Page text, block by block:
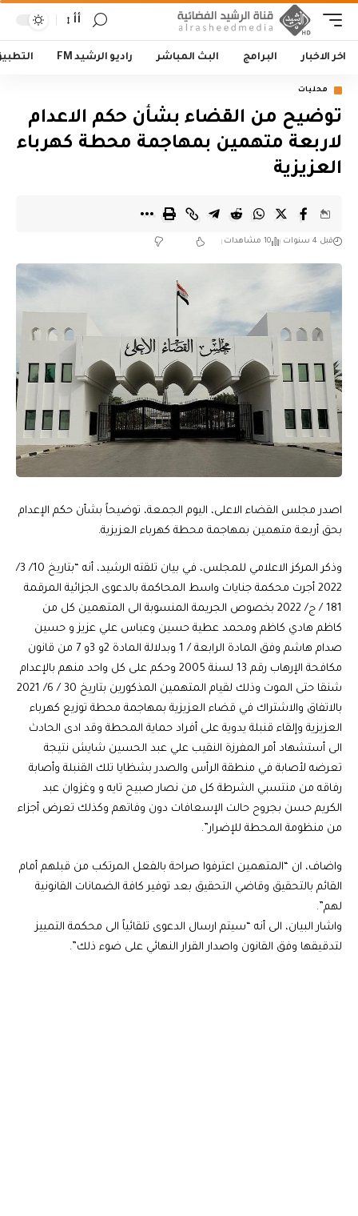
أأ
اخر الاخبار البرامج البث المباشر راديو الرشيد FM
محليات
توضيح من القضاء بشأن حكم الاعدام
لاربعة متهمين بمهاجمة محطة كهرباء
العزيزية
قبل 4 سنوات 10 مشاهدات
اصدر مجلس القضاء الاعلى، اليوم الجمعة، توضيحاً بشأن حكم الإعدام
بحق أربعة متهمين بمهاجمة محطة كهرباء العزيزية.
وذكر المركز الاعلامي للمجلس، في بيان تلقته الرشيد، أنه “بتاريخ 10/ 3/
2022 أجرت محكمة جنايات واسط المحاكمة بالدعوى الجزائية المرقمة
181 / ج/ 2022 بخصوص الجريمة المنسوبة الى المتهمين كل من
كاظم هادي كاظم ومحمد عطية حسين وعباس علي عزيز و حسين
صدام هاشم وفق المادة الرابعة / 1 وبدلالة المادة 2و 3و 7 من قانون
مكافحة الإرهاب رقم 13 لسنة 2005 وحكم على كل واحد منهم بالإعدام
شنقا حتى الموت وذلك لقيام المتهمين المذكورين بتاريخ 30 / 6/ 2021
بالاتفاق والاشتراك في قضاء العزيزية بمهاجمة محطة توزيع كهرباء
العزيزية وإلقاء قنبلة يدوية على أفراد حماية المحطة وقد ادى الحادث
الى أستشهاد أمر المفرزة النقيب علي عبد الحسين شايش نتيجة
تعرضه لأصابة في منطقة الرأس والصدر بشظايا تلك القنبلة وأصابة
رفاقه من منتسبي الشرطة كل من نصار صبيح تايه و وغزوان عبد
الكريم حسن بجروح حالت الإسعافات دون وفاتهم وكذلك تعرض أجزاء
من منظومة المحطة للإضرار”.
واضاف، ان “المتهمين اعترفوا صراحة بالفعل المرتكب من قبلهم أمام
القائم بالتحقيق وقاضي التحقيق بعد توفير كافة الضمانات القانونية
لهم”.
واشار البيان، الى أنه “سيتم ارسال الدعوى تلقائياً الى محكمة التمييز
لتدقيقها وفق القانون واصدار القرار النهائي على ضوء ذلك”.